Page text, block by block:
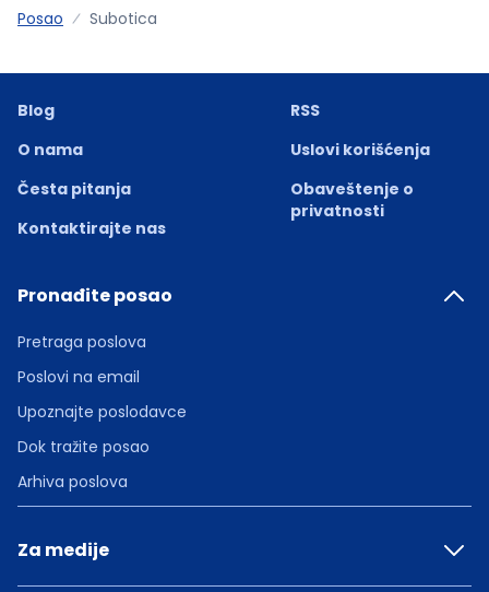
Posao Subotica
Blog
O nama
Česta pitanja
Kontaktirajte nas
RSS
Uslovi korišćenja
Obaveštenje o
privatnosti
Pronađite posao
Pretraga poslova
Poslovi na email
Upoznajte poslodavce
Dok tražite posao
Arhiva poslova
Za medije